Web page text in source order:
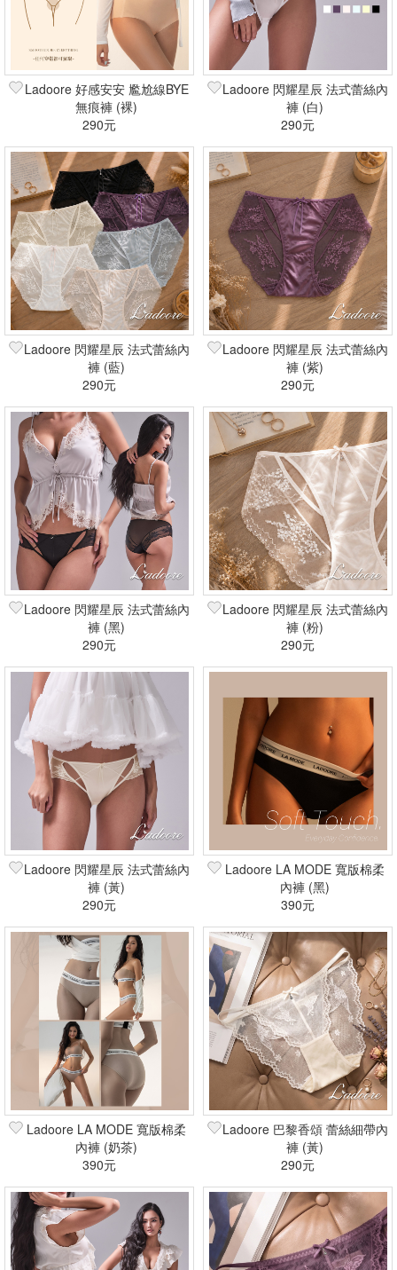
Ladoore 好感安安 尷尬線BYE
無痕褲 (裸)
290元
Ladoore 閃耀星辰 法式蕾絲內
褲 (白)
290元
Ladoore 閃耀星辰 法式蕾絲內
褲 (藍)
290元
Ladoore 閃耀星辰 法式蕾絲內
褲 (紫)
290元
Ladoore 閃耀星辰 法式蕾絲內
褲 (黑)
290元
Ladoore 閃耀星辰 法式蕾絲內
褲 (粉)
290元
Ladoore 閃耀星辰 法式蕾絲內
褲 (黃)
290元
Ladoore LA MODE 寬版棉柔
內褲 (黑)
390元
Ladoore LA MODE 寬版棉柔
內褲 (奶茶)
390元
Ladoore 巴黎香頌 蕾絲細帶內
褲 (黃)
290元